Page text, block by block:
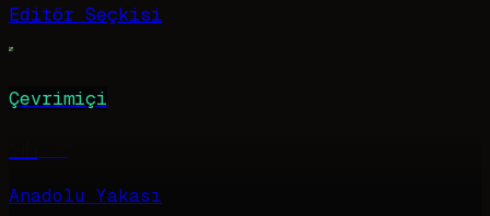
Editör Seçkisi
Çevrimiçi
Anadolu Yakası